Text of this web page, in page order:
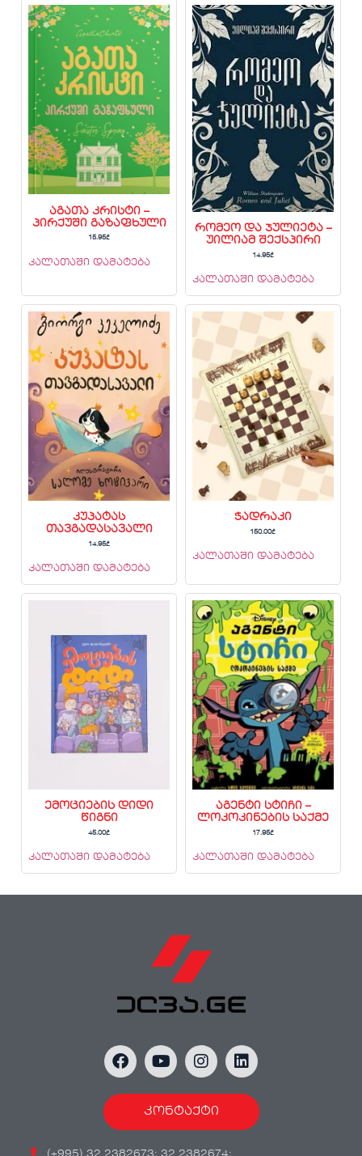
აგათა კრისტი –
პირქუში გაზაფხული
15.95₾
კალათაში დამატება
რომეო და ჯულიეტა –
უილიამ შექსპირი
14.95₾
კალათაში დამატება
კუპატას
თავგადასავალი
14.95₾
კალათაში დამატება
ჭადრაკი
150.00₾
კალათაში დამატება
ემოციების დიდი
წიგნი
45.00₾
კალათაში დამატება
აგენტი სტიჩი –
ლოკოკინების საქმე
17.95₾
კალათაში დამატება
კონტაქტი